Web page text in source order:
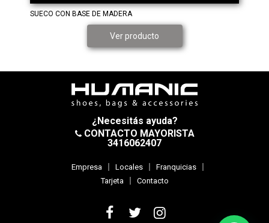
SUECO CON BASE DE MADERA
Ver producto
¿Necesitás ayuda?
CONTACTO MAYORISTA
3416062407
Empresa Locales
Franquicias
Tarjeta
Contacto